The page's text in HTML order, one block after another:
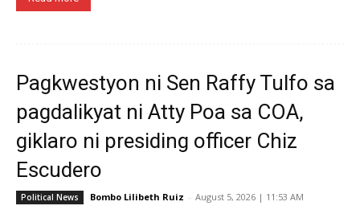
Pagkwestyon ni Sen Raffy Tulfo sa
pagdalikyat ni Atty Poa sa COA,
giklaro ni presiding officer Chiz
Escudero
Political News Bombo Lilibeth Ruiz - August 5, 2026 | 11:53 AM